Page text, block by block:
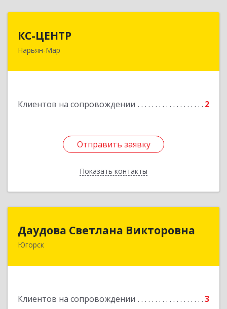
КС-ЦЕНТР
Нарьян-Мар
Клиентов на сопровождении 2
Отправить заявку
Показать контакты
Отправить заявку
Назад
Даудова Светлана Викторовна
Югорск
Клиентов на сопровождении 3